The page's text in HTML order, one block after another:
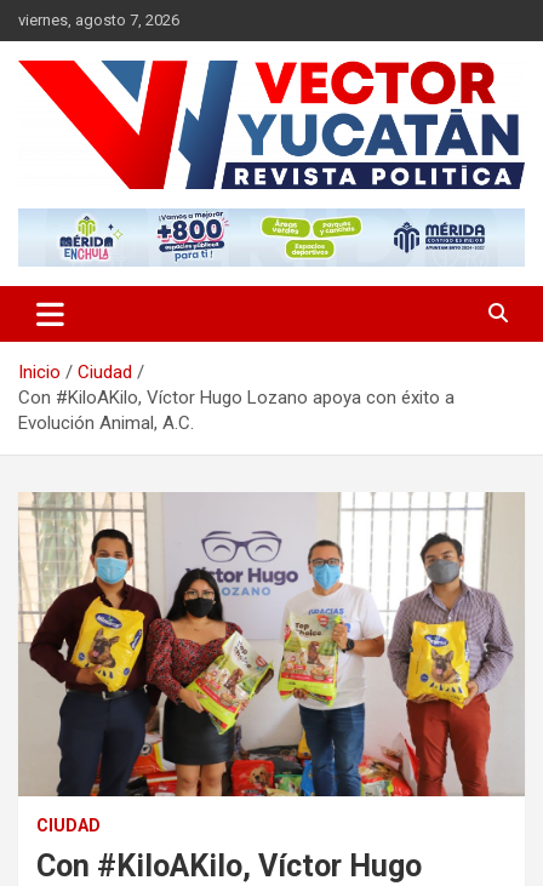
Saltar
al
contenido
viernes, agosto 7, 2026
Vector Yucatán
Inicio
Ciudad
Con #KiloAKilo, Víctor Hugo Lozano apoya con éxito a
Evolución Animal, A.C.
CIUDAD
Con #KiloAKilo, Víctor Hugo